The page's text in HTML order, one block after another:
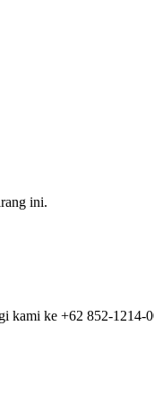
ini.
ke +62 852-1214-